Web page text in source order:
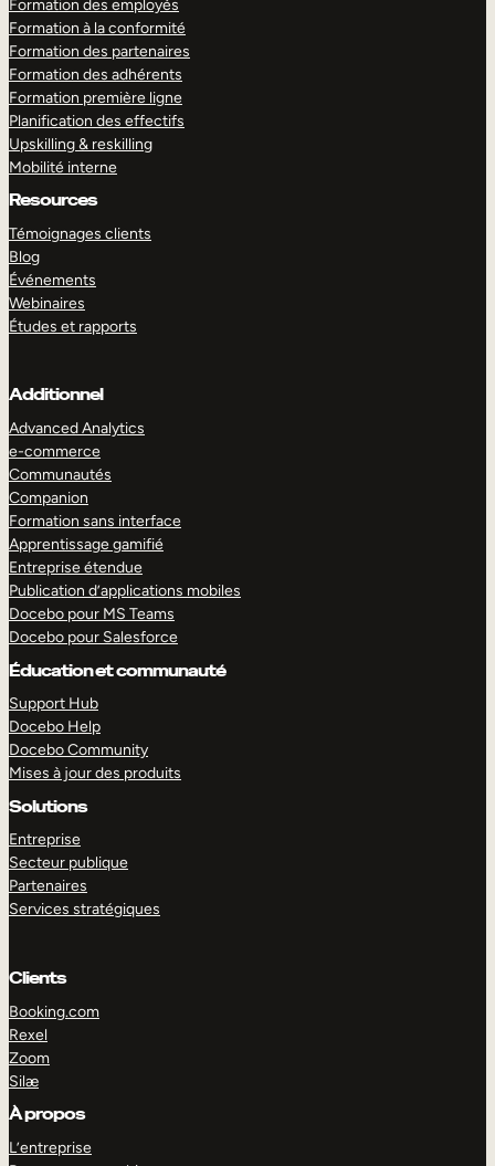
Formation des employés
Formation à la conformité
Formation des partenaires
Formation des adhérents
Formation première ligne
Planification des effectifs
Upskilling & reskilling
Mobilité interne
Resources
Témoignages clients
Blog
Événements
Webinaires
Études et rapports
Additionnel
Advanced Analytics
e-commerce
Communautés
Companion
Formation sans interface
Apprentissage gamifié
Entreprise étendue
Publication d’applications mobiles
Docebo pour MS Teams
Docebo pour Salesforce
Éducation et communauté
Support Hub
Docebo Help
Docebo Community
Mises à jour des produits
Solutions
Entreprise
Secteur publique
Partenaires
Services stratégiques
Clients
Booking.com
Rexel
Zoom
Silæ
À propos
L’entreprise